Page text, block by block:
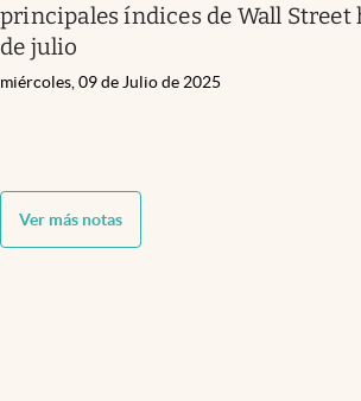
principales índices de Wall Street
de julio
miércoles, 09 de Julio de 2025
Ver más notas